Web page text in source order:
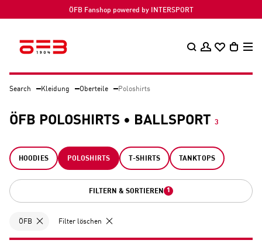
ÖFB Fanshop powered by INTERSPORT
Search Kleidung Oberteile Poloshirts
ÖFB POLOSHIRTS • BALLSPORT 3
HOODIES POLOSHIRTS T-SHIRTS TANKTOPS
FILTERN & SORTIEREN 1
ÖFB Filter löschen